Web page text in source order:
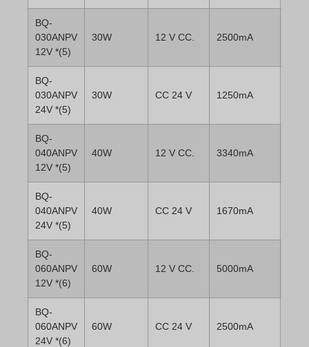
BQ-
030ANPV
12V *(5)
30W 12 V CC. 2500mA
BQ-
030ANPV
24V *(5)
30W CC 24 V 1250mA
BQ-
040ANPV
12V *(5)
40W 12 V CC. 3340mA
BQ-
040ANPV
24V *(5)
40W CC 24 V 1670mA
BQ-
060ANPV
12V *(6)
60W 12 V CC. 5000mA
BQ-
060ANPV
24V *(6)
60W CC 24 V 2500mA